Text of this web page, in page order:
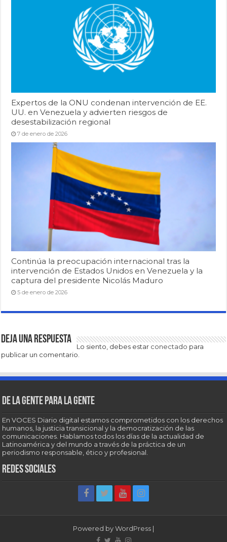
Expertos de la ONU condenan intervención de EE.
UU. en Venezuela y advierten riesgos de
desestabilización regional
7 de enero de 2026
Continúa la preocupación internacional tras la
intervención de Estados Unidos en Venezuela y la
captura del presidente Nicolás Maduro
5 de enero de 2026
Deja una respuesta
Lo siento, debes estar conectado para
publicar un comentario.
De la gente para la gente
En VOCES Diario digital estamos comprometidos con los derechos
humanos, la justicia transicional y la democratización de las
comunicaciones. Hablamos todos los días de la actualidad de
Latinoamérica y del mundo a través de la práctica de un
periodismo responsable, ético y profesional.
Redes sociales
Powered byWordPress |